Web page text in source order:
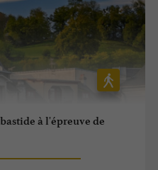
à l'épreuve de